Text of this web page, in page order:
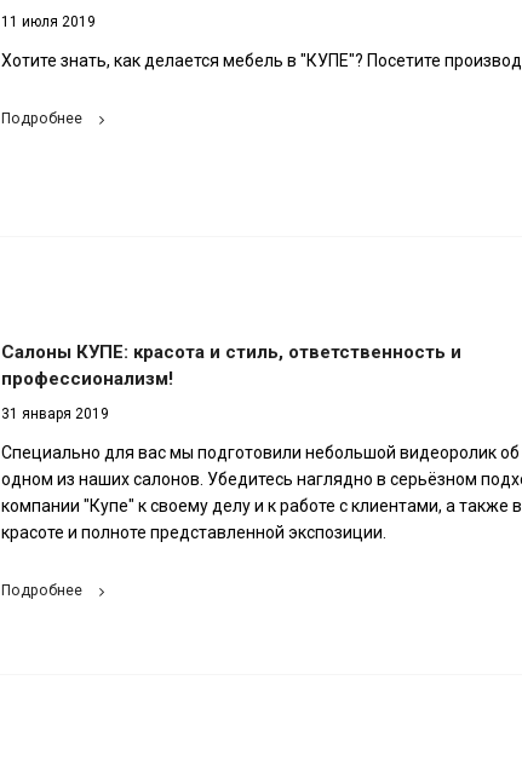
11 июля 2019
Хотите знать, как делается мебель в "КУПЕ"? Посетите
Подробнее
Салоны КУПЕ: красота и стиль, ответственность и
профессионализм!
31 января 2019
Специально для вас мы подготовили небольшой видеоролик об
одном из наших салонов. Убедитесь наглядно в серьёзном
компании "Купе" к своему делу и к работе с клиентами, а также в
красоте и полноте представленной экспозиции.
Подробнее